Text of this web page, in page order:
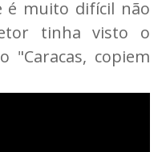
é muito difícil não
tinha visto o
"Caracas, copiem